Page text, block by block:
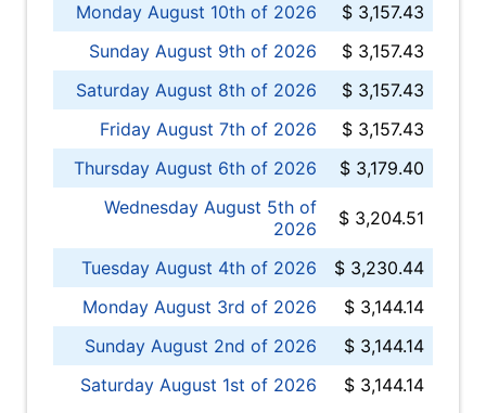
Monday August 10th of 2026
$ 3,157.43
Sunday August 9th of 2026
$ 3,157.43
Saturday August 8th of 2026
$ 3,157.43
Friday August 7th of 2026
$ 3,157.43
Thursday August 6th of 2026
$ 3,179.40
Wednesday August 5th of
2026
$ 3,204.51
Tuesday August 4th of 2026
$ 3,230.44
Monday August 3rd of 2026
$ 3,144.14
Sunday August 2nd of 2026
$ 3,144.14
Saturday August 1st of 2026
$ 3,144.14